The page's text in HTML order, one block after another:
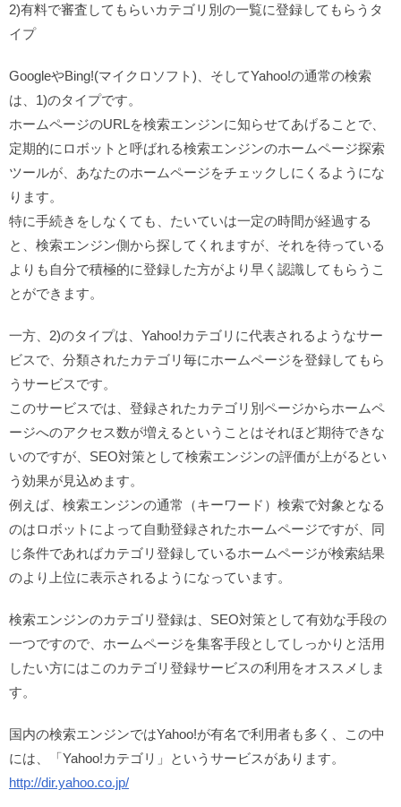
2)有料で審査してもらいカテゴリ別の一覧に登録してもらうタ
イプ
GoogleやBing!(マイクロソフト)、そしてYahoo!の通常の検索
は、1)のタイプです。
ホームページのURLを検索エンジンに知らせてあげることで、
定期的にロボットと呼ばれる検索エンジンのホームページ探索
ツールが、あなたのホームページをチェックしにくるようにな
ります。
特に手続きをしなくても、たいていは一定の時間が経過する
と、検索エンジン側から探してくれますが、それを待っている
よりも自分で積極的に登録した方がより早く認識してもらうこ
とができます。
一方、2)のタイプは、Yahoo!カテゴリに代表されるようなサー
ビスで、分類されたカテゴリ毎にホームページを登録してもら
うサービスです。
このサービスでは、登録されたカテゴリ別ページからホームペ
ージへのアクセス数が増えるということはそれほど期待できな
いのですが、SEO対策として検索エンジンの評価が上がるとい
う効果が見込めます。
例えば、検索エンジンの通常（キーワード）検索で対象となる
のはロボットによって自動登録されたホームページですが、同
じ条件であればカテゴリ登録しているホームページが検索結果
のより上位に表示されるようになっています。
検索エンジンのカテゴリ登録は、SEO対策として有効な手段の
一つですので、ホームページを集客手段としてしっかりと活用
したい方にはこのカテゴリ登録サービスの利用をオススメしま
す。
国内の検索エンジンではYahoo!が有名で利用者も多く、この中
には、「Yahoo!カテゴリ」というサービスがあります。
http://dir.yahoo.co.jp/